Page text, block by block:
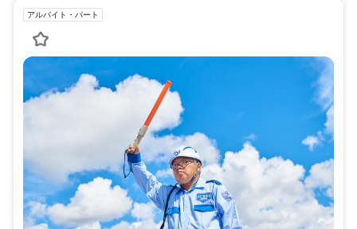
アルバイト・パート